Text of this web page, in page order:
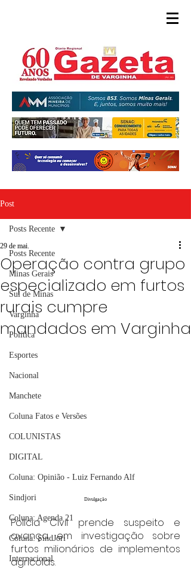
Post
Posts Recente
Minas Gerais
Sul de Minas
Varginha
Política
Esportes
Nacional
Manchete
Coluna Fatos e Versões
COLUNISTAS
DIGITAL
Coluna: Opinião - Luiz Fernando Alf
Sindjori
Coluna: Agenda 21
Coluna: SindJori
Internacional
Posts Recente
Operação contra grupo
especializado em furtos
rurais cumpre
mandados em Varginha
29 de mai.
Divulgação
Polícia Civil prende suspeito e
avança em investigação sobre
furtos milionários de implementos
agrícolas.